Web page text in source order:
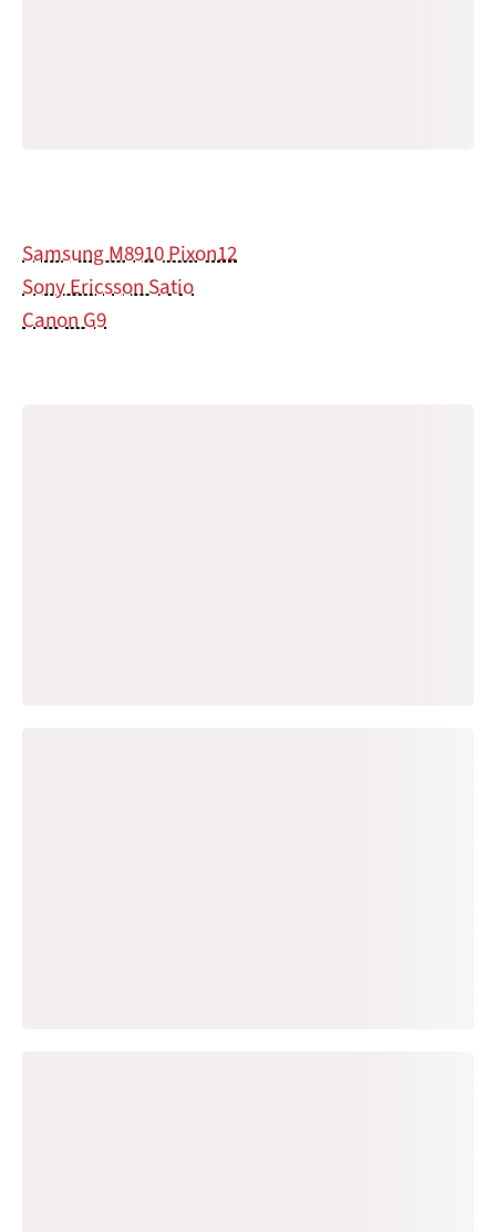
Samsung M8910 Pixon12
Sony Ericsson Satio
Canon G9